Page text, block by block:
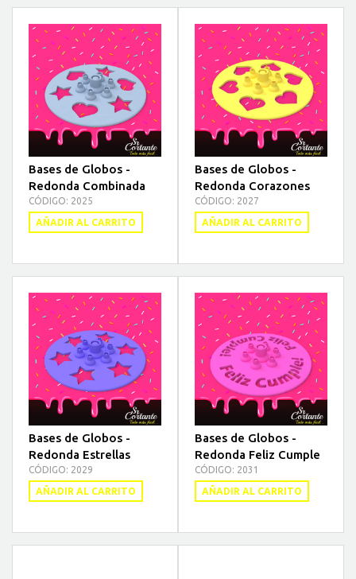
Bases de Globos -
Redonda Combinada
CÓDIGO: 2025
AÑADIR AL CARRITO
Bases de Globos -
Redonda Corazones
CÓDIGO: 2027
AÑADIR AL CARRITO
Bases de Globos -
Redonda Estrellas
CÓDIGO: 2029
AÑADIR AL CARRITO
Bases de Globos -
Redonda Feliz Cumple
CÓDIGO: 2031
AÑADIR AL CARRITO